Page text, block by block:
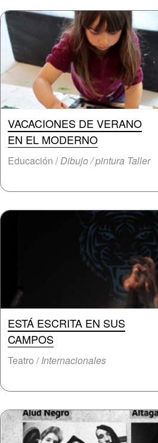
VACACIONES DE VERANO
EN EL MODERNO
Educación /Dibujo / pintura Taller
ESTÁ ESCRITA EN SUS
CAMPOS
Teatro /Internacionales